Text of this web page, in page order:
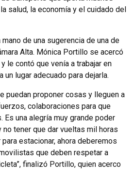
salud, la economía y el cuidado del
de una sugerencia de una de
Alta. Mónica Portillo se acercó
le contó que venía a trabajar en
lugar adecuado para dejarla.
puedan proponer cosas y lleguen a
colaboraciones para que
Es una alegría muy grande poder
no tener que dar vueltas mil horas
estacionar, ahora deberemos
que deben respetar a
finalizó Portillo, quien acerco